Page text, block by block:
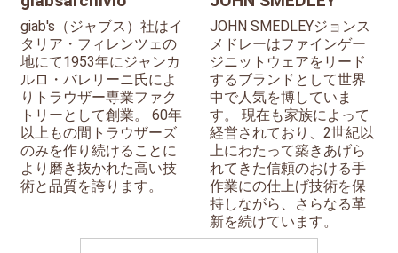
giab's（ジャブス）社はイ
タリア・フィレンツェの
地にて1953年にジャンカ
ルロ・バレリーニ氏によ
りトラウザー専業ファク
トリーとして創業。 60年
以上もの間トラウザーズ
のみを作り続けることに
より磨き抜かれた高い技
術と品質を誇ります。
JOHN SMEDLEYジョンス
メドレーはファインゲー
ジニットウェアをリード
するブランドとして世界
中で人気を博していま
す。 現在も家族によって
経営されており、2世紀以
上にわたって築きあげら
れてきた信頼のおける手
作業にの仕上げ技術を保
持しながら、さらなる革
新を続けています。